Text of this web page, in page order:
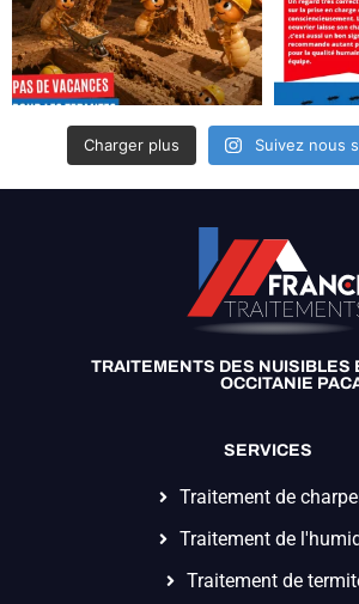
Charger plus Suivez nous
TRAITEMENTS DES NUISIBLES
OCCITANIE
SERVICES
Traitement de
Traitement de
Traitement de